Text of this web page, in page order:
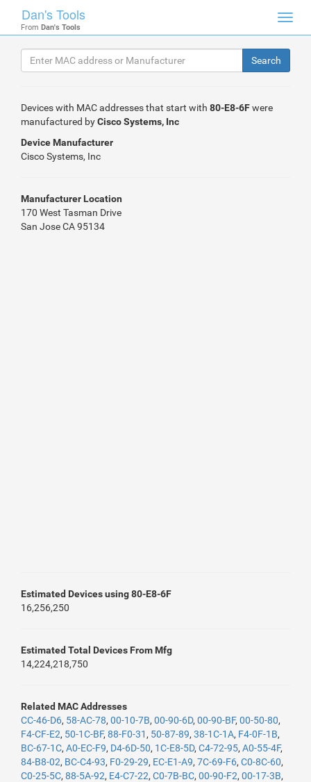
Dan's Tools
From Dan's Tools
Devices with MAC addresses that start with 80-E8-6Fwere
manufactured byCisco Systems, Inc
Device Manufacturer
Cisco Systems, Inc
Manufacturer Location
170 West Tasman Drive
San Jose CA 95134
Estimated Devices using 80-E8-6F
16,256,250
Estimated Total Devices From Mfg
14,224,218,750
Related MAC Addresses
CC-46-D6, 58-AC-78, 00-10-7B, 00-90-6D, 00-90-BF, 00-50-80,
F4-CF-E2, 50-1C-BF, 88-F0-31 , 50-87-89, 38-1C-1A, F4-0F-1B,
BC-67-1C, A0-EC-F9, D4-6D-50, 1C-E8-5D, C4-72-95, A0-55-4F,
84-B8-02, BC-C4-93, F0-29-29, EC-E1-A9, 7C-69-F6, C0-8C-60,
C0-25-5C, 88-5A-92, E4-C7-22, C0-7B-BC, 00-90-F2, 00-17-3B,